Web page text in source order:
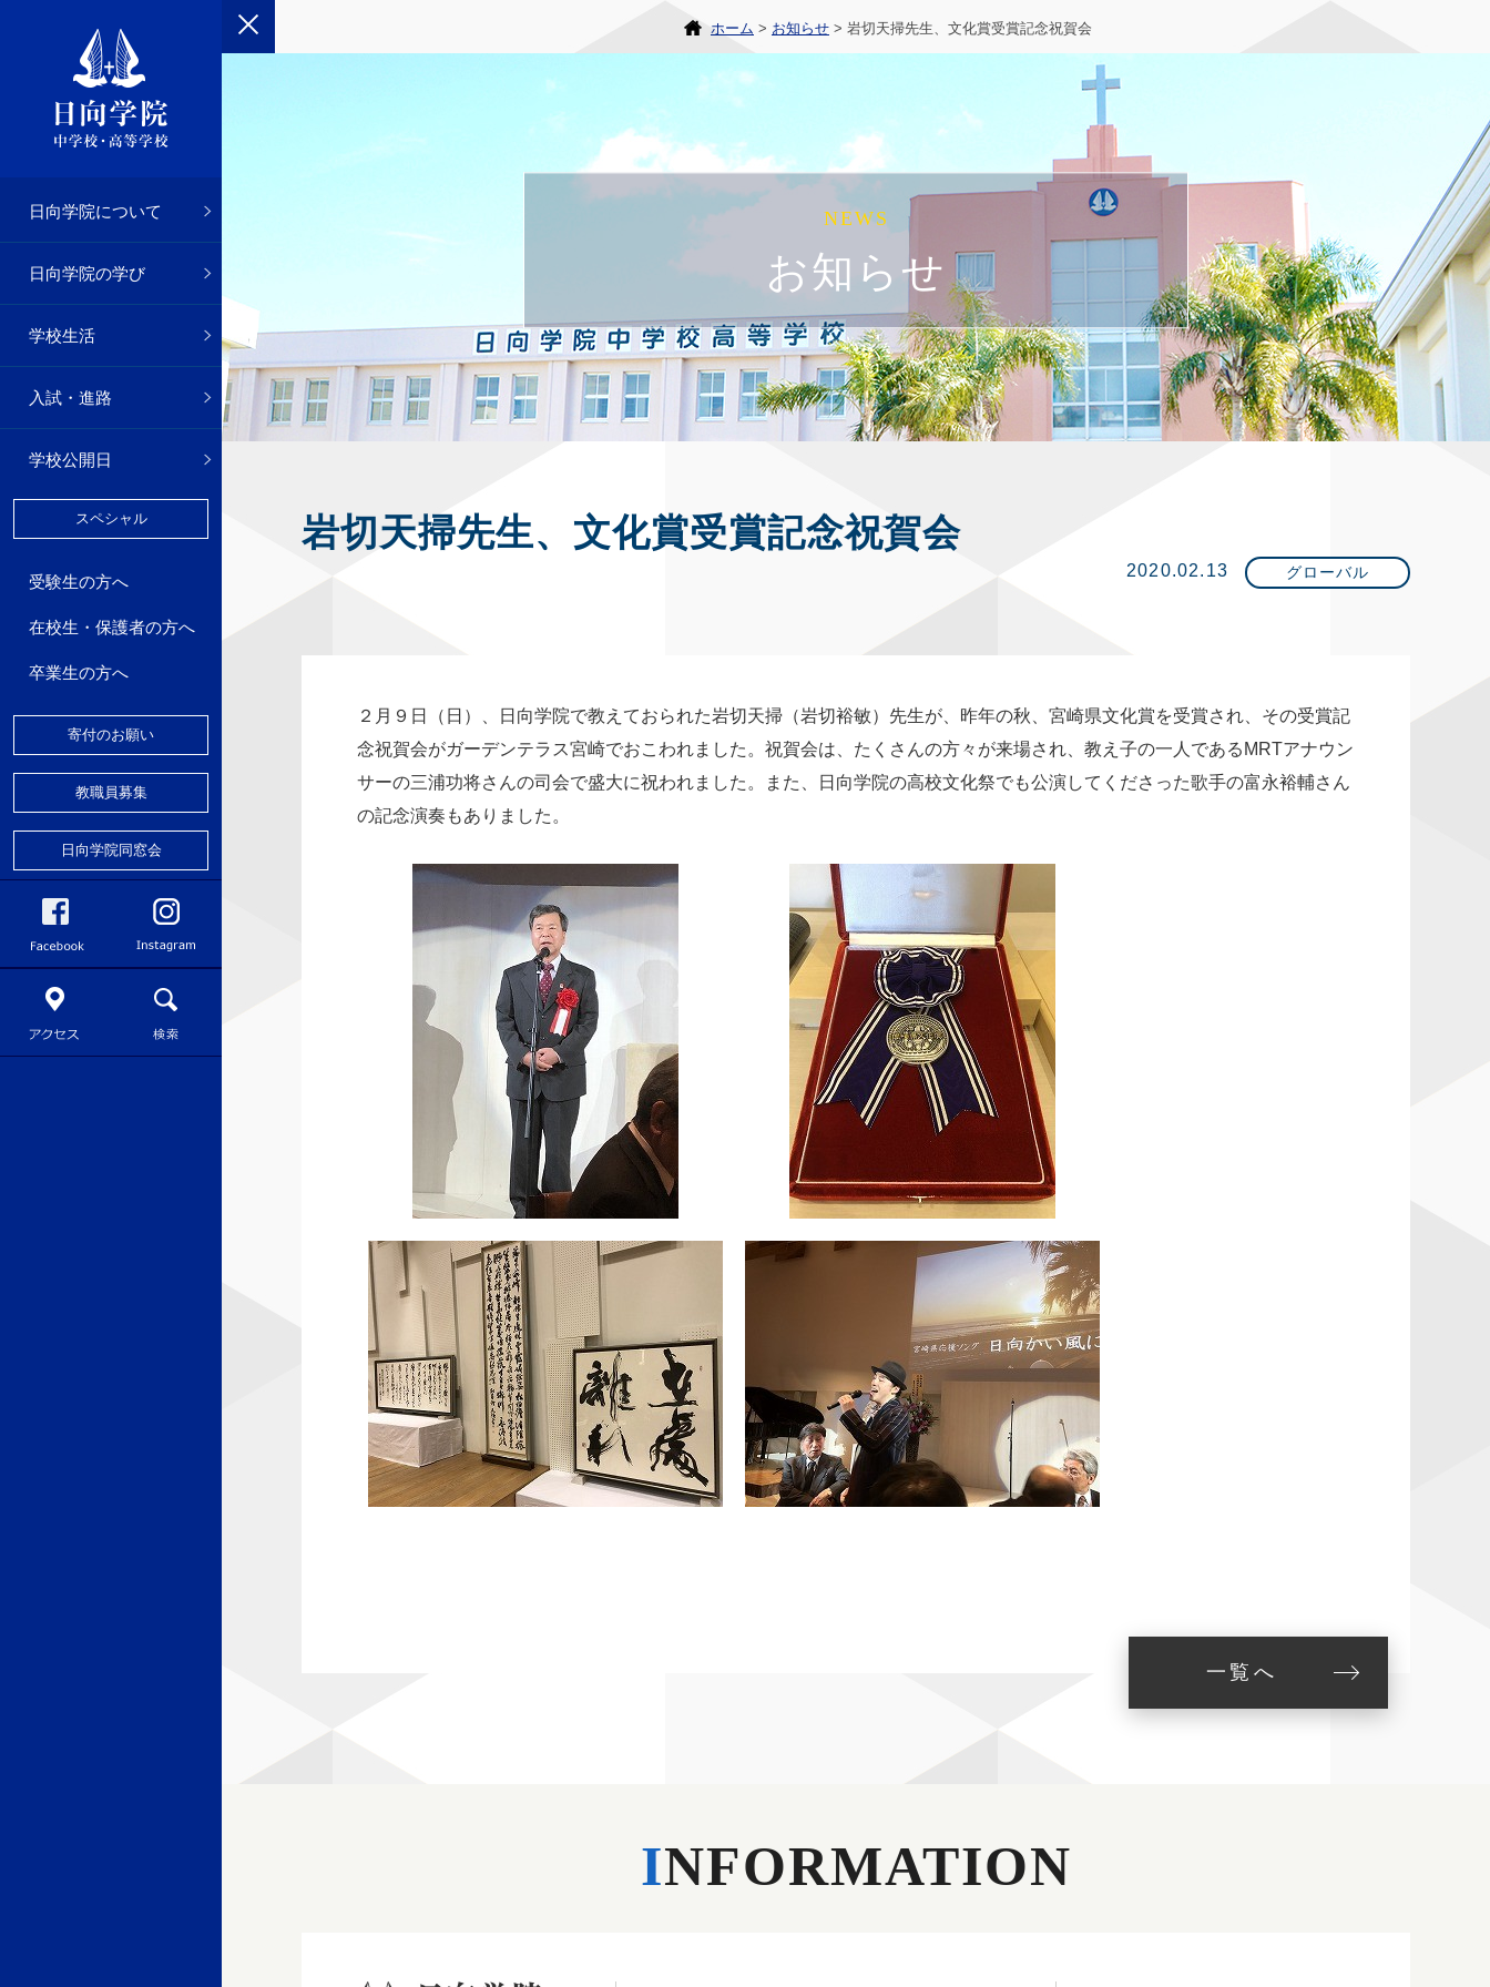
日向学院について
日向学院の学び
学校生活
入試・進路
学校公開日
のあゆみ
教育
2年
高校1年
3年
一日
生徒会
部
ンティア
スマップ
願い
し込み
優遇措置
スペシャル
受験生の方へ
在校生・保護者の方へ
卒業生の方へ
寄付のお願い
教職員募集
日向学院同窓会
ホーム お知らせ 岩切天掃先生、文化賞受賞記念祝賀会
NEWS
お知らせ
岩切天掃先生、文化賞受賞記念祝賀会
2020.02.13 グローバル
２月９日（日）、日向学院で教えておられた岩切天掃（岩切裕敏）先生が、昨年の秋、宮崎県文化賞を受賞され、その受賞記
念祝賀会がガーデンテラス宮崎でおこわれました。祝賀会は、たくさんの方々が来場され、教え子の一人であるMRTアナウン
サーの三浦功将さんの司会で盛大に祝われました。また、日向学院の高校文化祭でも公演してくださった歌手の富永裕輔さん
の記念演奏もありました。
一覧へ
INFORMATION